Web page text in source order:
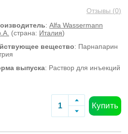
Отзывы (0)
: Alfa Wassermann
(страна: Италия)
вещество: Парнапарин
выпуска: Раствор для инъекций
Купить